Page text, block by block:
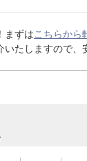
まずはこちらから
たしますので、